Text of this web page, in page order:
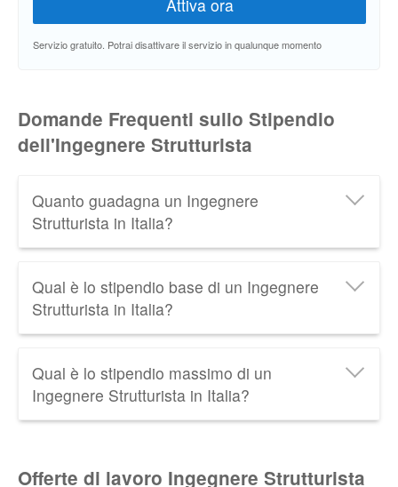
Servizio gratuito. Potrai disattivare il servizio in qualunque momento
Domande Frequenti sullo Stipendio
dell'Ingegnere Strutturista
Quanto guadagna un Ingegnere
Strutturista in Italia?
38.800 € lordi all'anno, cioè circa1.980 € netti al
mese. Scopri tutti i dati relativi allo
dell'Ingegnere Strutturistaaggiornati al 2026.
Qual è lo stipendio base di un Ingegnere
Strutturista in Italia?
Italia è di circa25.500 € lordi all'anno
retribuzioni più basse troviamo quella dell'Ingegnere
Strutturista Neolaureato o dell'Ingegnere Strutturista
Qual è lo stipendio massimo di un
Ingegnere Strutturista in Italia?
Offerte di lavoro Ingegnere Strutturista